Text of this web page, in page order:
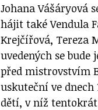
Johana Vášáryová
hájit také Vendula
Krejčířová, Tereza
uvedených se
před mistrovstvím
uskuteční ve dnech
dětí, v níž